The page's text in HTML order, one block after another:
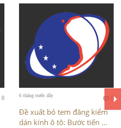
0Bình
6 tháng trước đây

Đề xuất bỏ tem đăng kiểm
dán kính ô tô: Bước tiến ...